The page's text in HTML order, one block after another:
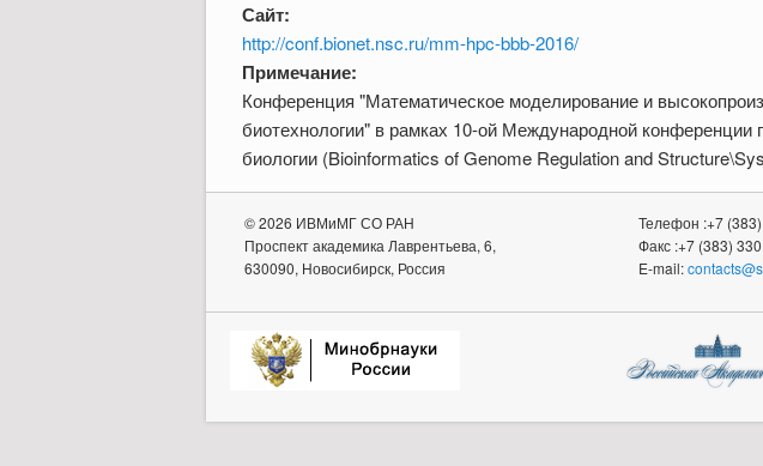
Сайт:
http://conf.bionet.nsc.ru/mm-hpc-bbb-2016/
Примечание:
Конференция "Математическое моделирование и
биотехнологии" в рамках 10-ой Международной
биологии (Bioinformatics of Genome Regulation and
© 2026 ИВМиМГ СО РАН
Проспект академика Лаврентьева, 6,
630090, Новосибирск, Россия
Телефон :+7
Факс :+7 (383)
E-mail: